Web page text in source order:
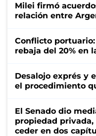
Milei firmó
relación entre
Conflicto
rebaja del 20% en
Desalojo exprés y
el procedimiento
El Senado dio
propiedad
ceder en dos